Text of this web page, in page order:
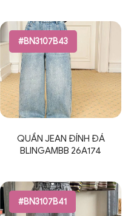
#BN3107B43
QUẦN JEAN ĐÍNH ĐÁ
BLINGAMBB 26A174
#BN3107B41